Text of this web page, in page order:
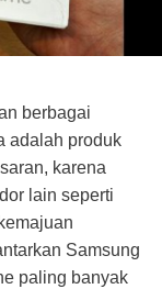
berbagai
adalah produk
karena
lain seperti
Samsung
paling banyak